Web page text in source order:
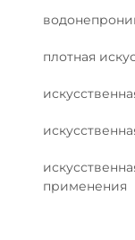
плотная
применения